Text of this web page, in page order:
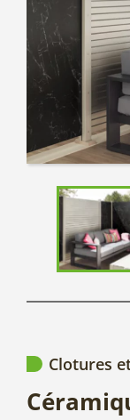
Clotures